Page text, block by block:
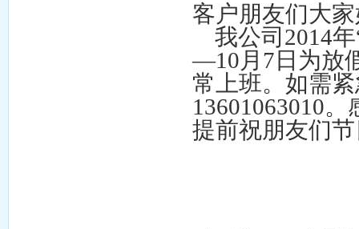
客户朋友们大
我公司 2014
—10月7日为放
常上班。如需
13601063010
提前祝朋友们